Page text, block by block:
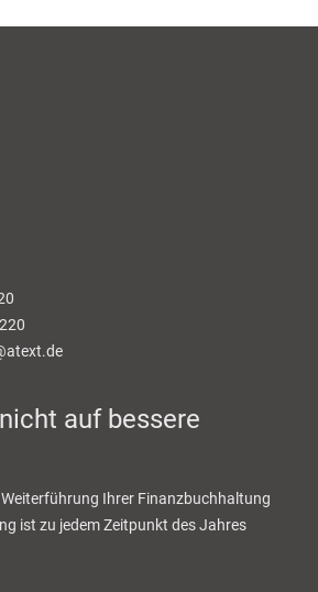
auf bessere
Weiterführung Ihrer Finanzbuchhaltung
ist zu jedem Zeitpunkt des Jahres